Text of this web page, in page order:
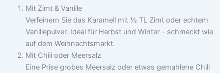
Mit Zimt & Vanille
Verfeinern Sie das Karamell mit ½ TL Zimt oder echtem
Vanillepulver. Ideal für Herbst und Winter – schmeckt wie
auf dem Weihnachtsmarkt.
Mit Chili oder Meersalz
Eine Prise grobes Meersalz oder etwas gemahlene Chili